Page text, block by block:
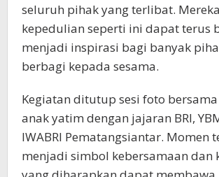
seluruh pihak yang terlibat.
kepedulian seperti ini dapat terus
menjadi inspirasi bagi banyak
berbagi kepada sesama.
Kegiatan ditutup sesi foto
anak yatim dengan jajaran BRI,
IWABRI Pematangsiantar. Momen
menjadi simbol kebersamaan dan